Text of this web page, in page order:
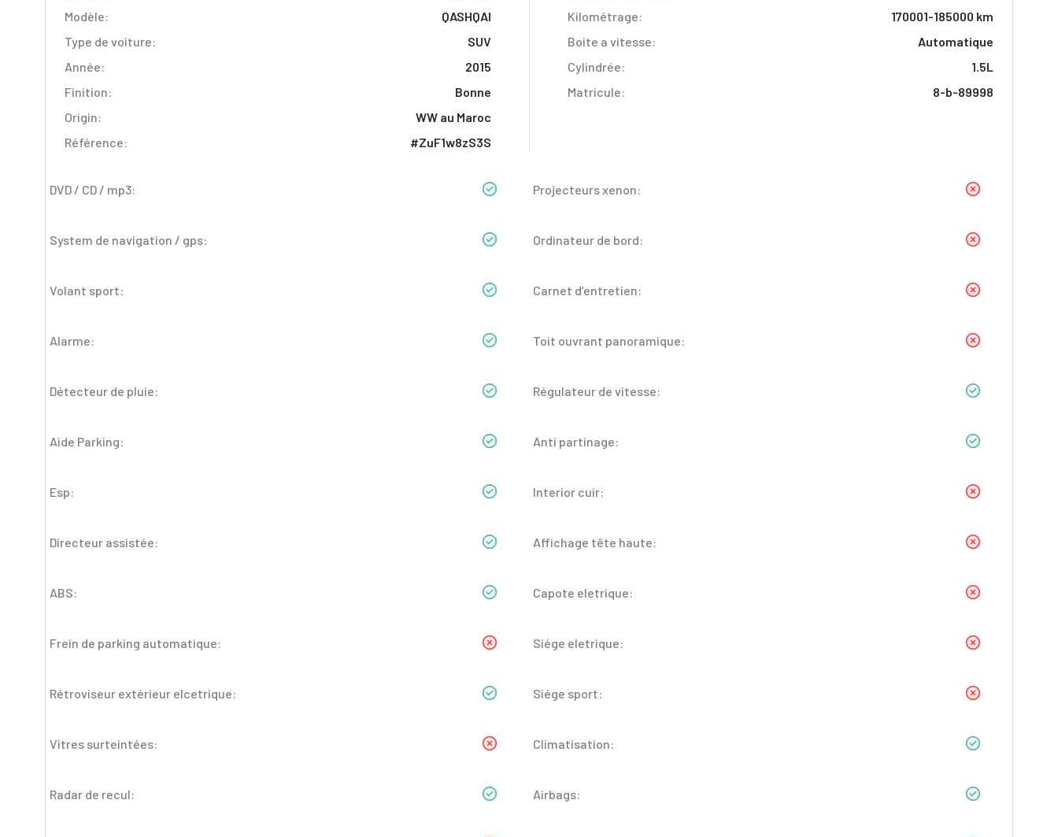
Modèle:
QASHQAI
Type de voiture:
SUV
Année:
2015
Finition:
Bonne
Origin:
WW au Maroc
Référence:
#ZuF1w8zS3S
Kilométrage:
170001-185000 km
Boite a vitesse:
Automatique
Cylindrée:
1.5L
Matricule:
8-b-89998
DVD / CD / mp3:
System de navigation / gps:
Volant sport:
Alarme:
Détecteur de pluie:
Aide Parking:
Esp:
Directeur assistée:
ABS:
Frein de parking automatique:
Rétroviseur extérieur elcetrique:
Vitres surteintées:
Radar de recul:
Projecteurs xenon:
Ordinateur de bord:
Carnet d’entretien:
Toit ouvrant panoramique:
Régulateur de vitesse:
Anti partinage:
Interior cuir:
Affichage tête haute:
Capote eletrique:
Siége eletrique:
Siége sport:
Climatisation:
Airbags: